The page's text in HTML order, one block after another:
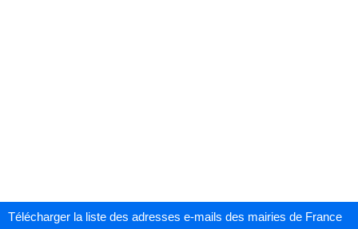
Télécharger la liste des adresses e-mails des mairies de France